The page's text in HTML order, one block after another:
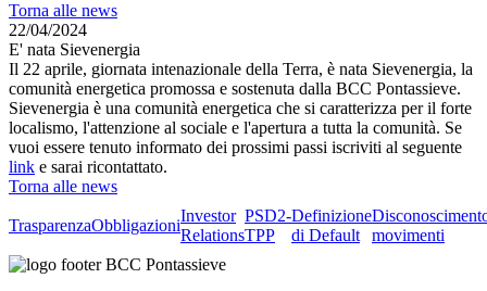
Torna alle news
22/04/2024
E' nata Sievenergia
Il 22 aprile, giornata intenazionale della Terra, è nata Sievenergia, la
comunità energetica promossa e sostenuta dalla BCC Pontassieve.
Sievenergia è una comunità energetica che si caratterizza per il forte
localismo, l'attenzione al sociale e l'apertura a tutta la comunità. Se
vuoi essere tenuto informato dei prossimi passi iscriviti al seguente
link e sarai ricontattato.
Torna alle news
TrasparenzaObbligazioni
Investor
Relations
PSD2-
TPP
Definizione
di Default
movimenti